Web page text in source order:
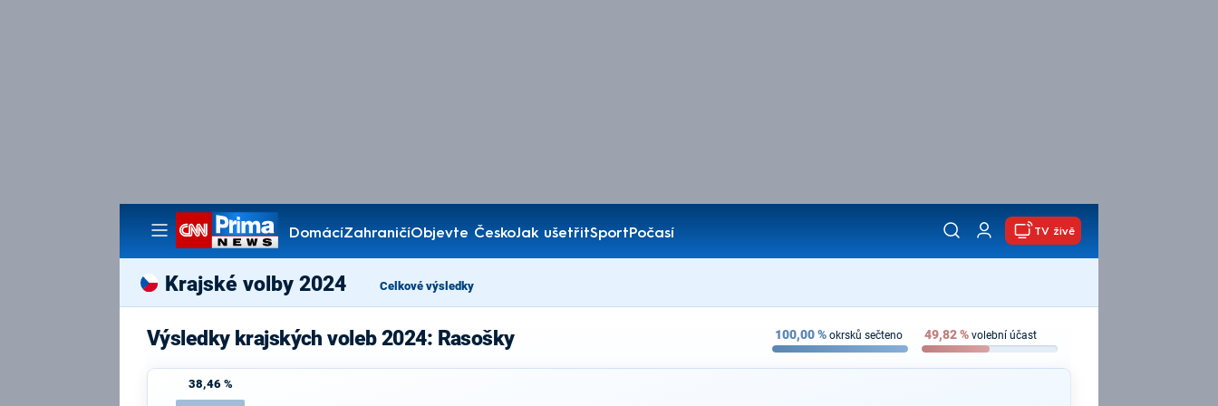
DomácíZahraničíObjevte ČeskoJak ušetřitSportPočasí
Pořady
TV živě
Krajské volby 2024 Celkové výsledky
Výsledky krajských voleb 2024: Rasošky 100,00% okrsků sečteno 49,82% volební účast
38,46 %